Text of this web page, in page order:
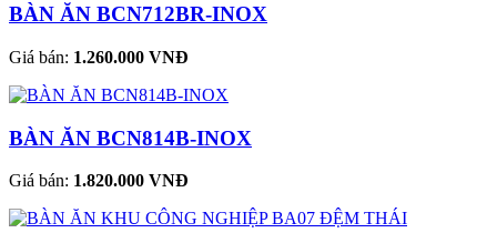
BÀN ĂN BCN712BR-INOX
Giá bán: 1.260.000 VNĐ
BÀN ĂN BCN814B-INOX
Giá bán: 1.820.000 VNĐ